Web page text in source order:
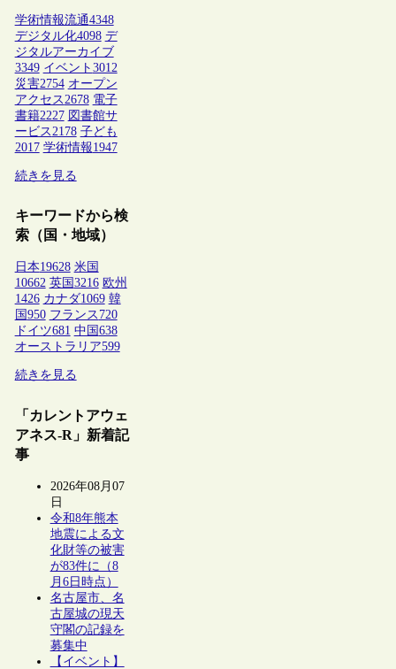
学術情報流通4348
デジタル化4098 デ
ジタルアーカイブ
3349 イベント 3012
災害2754 オープン
アクセス 2678 電子
書籍2227 図書館サ
ービス 2178 子ども
2017 学術情報1947
続きを見る
キーワードから検
索（国・地域）
日本19628 米国
10662 英国 3216 欧州
1426 カナダ1069 韓
国 950 フランス 720
ドイツ681 中国 638
オーストラリア599
続きを見る
「カレントアウェ
アネス-R」新着記
事
2026年08月07
日
令和8年熊本
地震による文
化財等の被害
が83件に（8
月6日時点）
名古屋市、名
古屋城の現天
守閣の記録を
募集中
【イベント】